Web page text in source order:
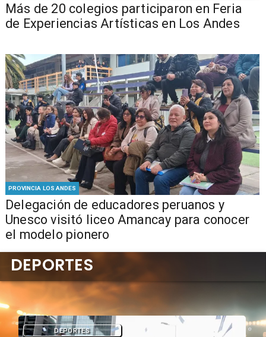
Más de 20 colegios participaron en Feria
de Experiencias Artísticas en Los Andes
PROVINCIA LOS ANDES
Delegación de educadores peruanos y
Unesco visitó liceo Amancay para conocer
el modelo pionero
DEPORTES
DEPORTES